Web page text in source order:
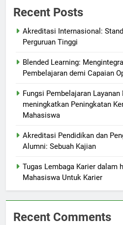
Recent Posts
Akreditasi Internasional:
Perguruan Tinggi
Blended Learning:
Pembelajaran demi Capaian
Fungsi Pembelajaran
meningkatkan Peningkatan
Mahasiswa
Akreditasi Pendidikan dan
Alumni: Sebuah Kajian
Tugas Lembaga Karier dalam
Mahasiswa Untuk Karier
Recent Comments